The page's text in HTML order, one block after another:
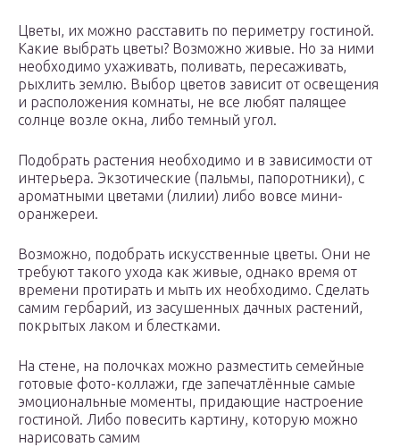
Цветы, их можно расставить по периметру гостиной.
Какие выбрать цветы? Возможно живые. Но за ними
необходимо ухаживать, поливать, пересаживать,
рыхлить землю. Выбор цветов зависит от освещения
и расположения комнаты, не все любят палящее
солнце возле окна, либо темный угол.
Подобрать растения необходимо и в зависимости от
интерьера. Экзотические (пальмы, папоротники), с
ароматными цветами (лилии) либо вовсе мини-
оранжереи.
Возможно, подобрать искусственные цветы. Они не
требуют такого ухода как живые, однако время от
времени протирать и мыть их необходимо. Сделать
самим гербарий, из засушенных дачных растений,
покрытых лаком и блестками.
На стене, на полочках можно разместить семейные
готовые фото-коллажи, где запечатлённые самые
эмоциональные моменты, придающие настроение
гостиной. Либо повесить картину, которую можно
нарисовать самим